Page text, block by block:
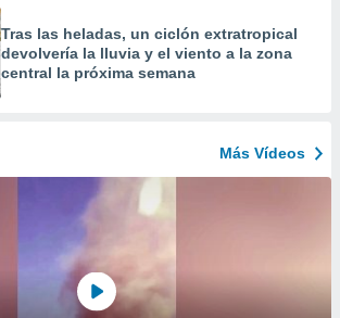
Tras las heladas, un ciclón extratropical
devolvería la lluvia y el viento a la zona
central la próxima semana
Más Vídeos